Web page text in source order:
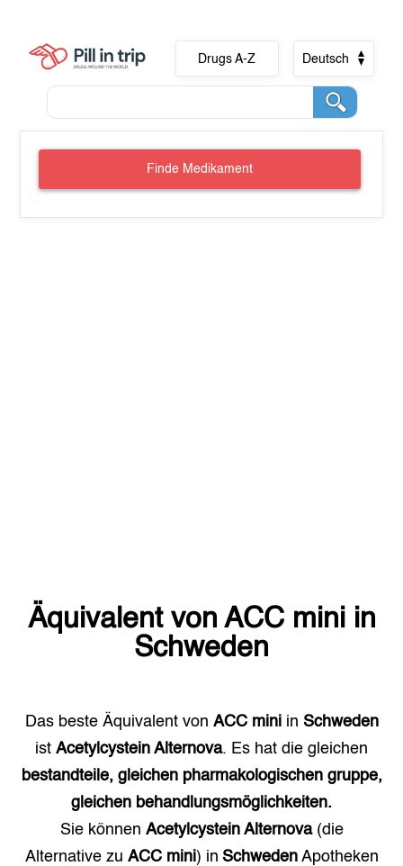
Drugs A-Z Deutsch
Finde Medikament
Äquivalent von ACC miniin
Schweden
Das beste Äquivalent von ACC miniin Schweden
ist Acetylcystein Alternova. Es hat die gleichen
bestandteile, gleichen pharmakologischen gruppe,
gleichen behandlungsmöglichkeiten.
Sie können Acetylcystein Alternova(die
Alternative zu ACC mini) in SchwedenApotheken